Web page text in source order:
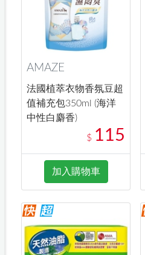
AMAZE
法國植萃衣物香氛豆超
值補充包350ml (海洋
中性白麝香)
$ 115
加入購物車